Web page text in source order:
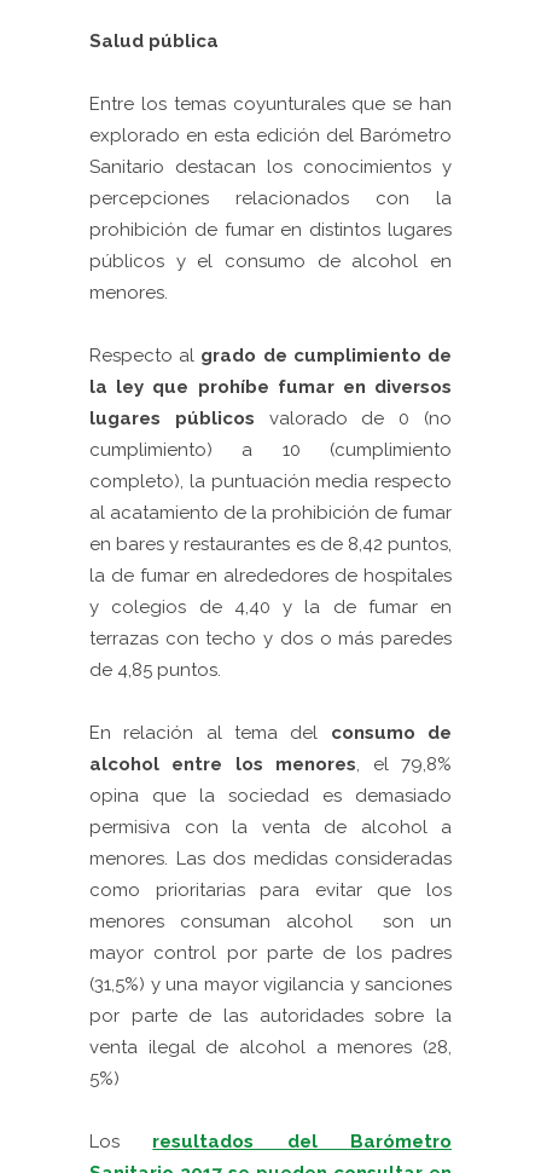
Salud pública
Entre los temas coyunturales que se han
explorado en esta edición del Barómetro
Sanitario destacan los conocimientos y
percepciones relacionados con la
prohibición de fumar en distintos lugares
públicos y el consumo de alcohol en
menores.
Respecto al grado de cumplimiento de
la ley que prohíbe fumar en diversos
lugares públicos valorado de 0 (no
cumplimiento) a 10 (cumplimiento
completo), la puntuación media respecto
al acatamiento de la prohibición de fumar
en bares y restaurantes es de 8,42 puntos,
la de fumar en alrededores de hospitales
y colegios de 4,40 y la de fumar en
terrazas con techo y dos o más paredes
de 4,85 puntos.
En relación al tema del consumo de
alcohol entre los menores, el 79,8%
opina que la sociedad es demasiado
permisiva con la venta de alcohol a
menores. Las dos medidas consideradas
como prioritarias para evitar que los
menores consuman alcohol son un
mayor control por parte de los padres
(31,5%) y una mayor vigilancia y sanciones
por parte de las autoridades sobre la
venta ilegal de alcohol a menores (28,
5%)
Los resultados del Barómetro